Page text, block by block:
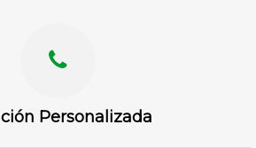
Personalizada